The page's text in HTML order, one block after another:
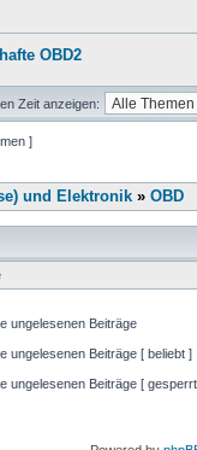
OBD2
Zeit anzeigen:
]
und Elektronik » OBD
ungelesenen Beiträge
ungelesenen Beiträge [ beliebt ]
ungelesenen Beiträge [